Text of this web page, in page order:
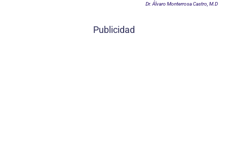
Dr. Álvaro Monterrosa Castro, M.D
Publicidad